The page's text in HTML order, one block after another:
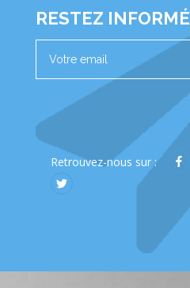
RESTEZ INFORMÉ
Retrouvez-nous sur :